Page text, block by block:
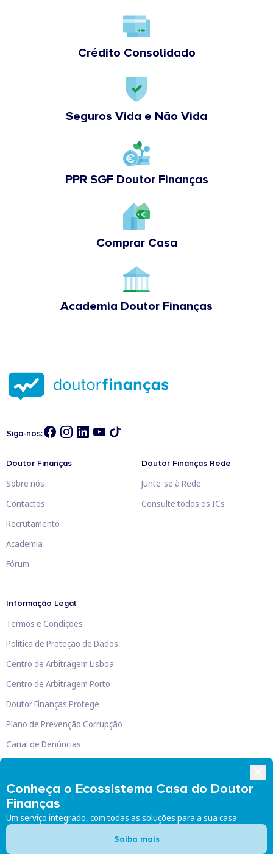
Crédito Consolidado
Seguros Vida e Não Vida
PPR SGF Doutor Finanças
Comprar Casa
Academia Doutor Finanças
Conheça o Ecossistema Casa do Doutor
Finanças
Um serviço integrado, com todas as soluções para a sua casa
Saiba mais
Siga-nos:
Doutor Finanças
Sobre nós
Contactos
Recrutamento
Academia
Fórum
Doutor Finanças Rede
Junte-se à Rede
Consulte todos os ICs
Informação Legal
Termos e Condições
Política de Proteção de Dados
Centro de Arbitragem Lisboa
Centro de Arbitragem Porto
Doutor Finanças Protege
Plano de Prevenção Corrupção
Canal de Denúncias
Doutor Finanças, Lda